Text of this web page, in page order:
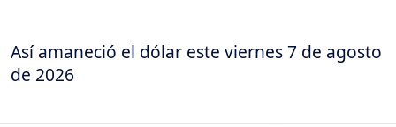
Así amaneció el dólar este viernes 7 de agosto
de 2026